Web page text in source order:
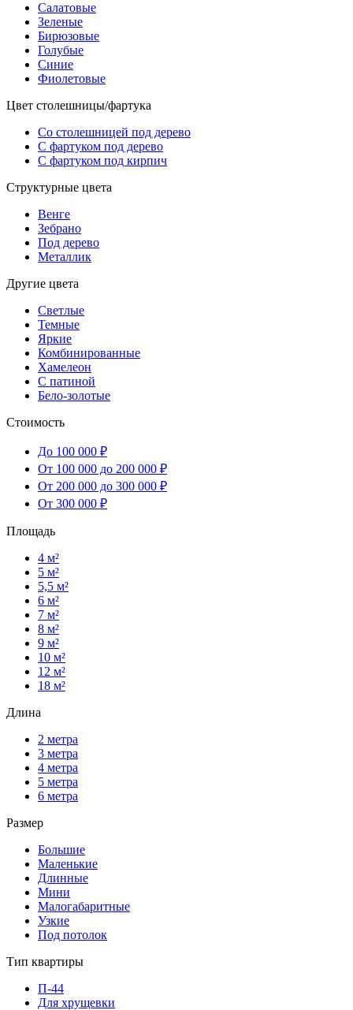
Салатовые
Зеленые
Бирюзовые
Голубые
Синие
Фиолетовые
Цвет столешницы/фартука
Со столешницей под дерево
С фартуком под дерево
С фартуком под кирпич
Структурные цвета
Венге
Зебрано
Под дерево
Металлик
Другие цвета
Светлые
Темные
Яркие
Комбинированные
Хамелеон
С патиной
Бело-золотые
Стоимость
До 100 000 ₽
От 100 000 до 200 000 ₽
От 200 000 до 300 000 ₽
От 300 000 ₽
Площадь
4 м²
5 м²
5,5 м²
6 м²
7 м²
8 м²
9 м²
10 м²
12 м²
18 м²
Длина
2 метра
3 метра
4 метра
5 метра
6 метра
Размер
Большие
Маленькие
Длинные
Мини
Малогабаритные
Узкие
Под потолок
Тип квартиры
П-44
Для хрущевки